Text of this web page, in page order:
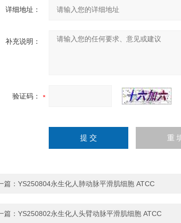
详细地址：
补充说明：
验证码：
篇： YS250804永生化人肺动脉平滑肌细胞 ATCC
篇： YS250802永生化人头臂动脉平滑肌细胞 ATCC